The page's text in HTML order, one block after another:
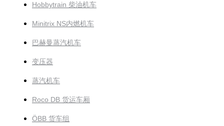
Hobbytrain 柴油机车
Minitrix NS内燃机车
巴赫曼蒸汽机车
变压器
蒸汽机车
Roco DB 货运车厢
ÖBB 货车组